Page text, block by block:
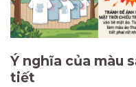
Ý nghĩa của màu
tiết